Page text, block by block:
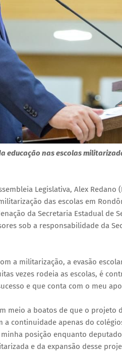
educação nas escolas
Legislativa, Alex Redano
das escolas em
da Secretaria Estadual de
sob a responsabilidade da
a militarização, a evasão
vezes rodeia as escolas, é
e que conta com o meu
meio a boatos de que o projeto
a continuidade apenas do
posição enquanto
e da expansão desse